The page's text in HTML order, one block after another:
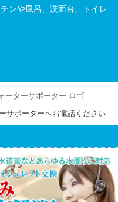
ンや風呂、洗面台、トイレ